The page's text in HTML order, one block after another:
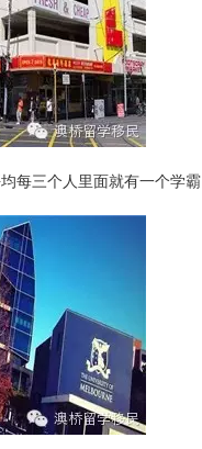
每三个人里面就有一个学霸